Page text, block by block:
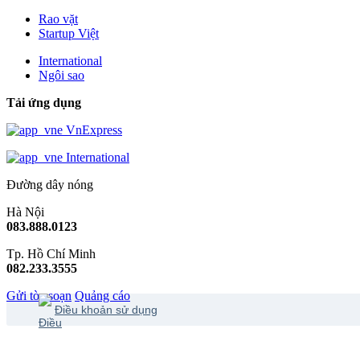
Rao vặt
Startup Việt
International
Ngôi sao
Tải ứng dụng
VnExpress
International
Đường dây nóng
Hà Nội
083.888.0123
Tp. Hồ Chí Minh
082.233.3555
Gửi tòa soạn Quảng cáo
Điều khoản sử dụng